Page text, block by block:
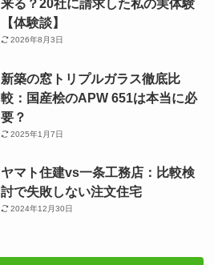
来る？20社に請求した私の実体験
【体験談】
2026年8月3日
新築の窓トリプルガラス徹底比
較：国産桧のAPW 651は本当に必
要？
2025年1月7日
ヤマト住建vs一条工務店：比較検
討で失敗しない注文住宅
2024年12月30日